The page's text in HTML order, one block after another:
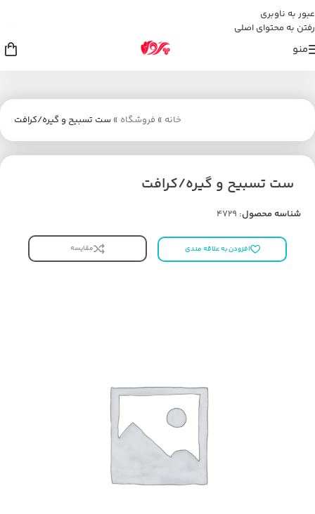
عبور به ناوبری
رفتن به محتوای اصلی
منو
خانه » فروشگاه » ست تسبیح و گیره/کرافت
ست تسبیح و گیره/کرافت
شناسه محصول: 4729
افزودن به علاقه مندی مقایسه